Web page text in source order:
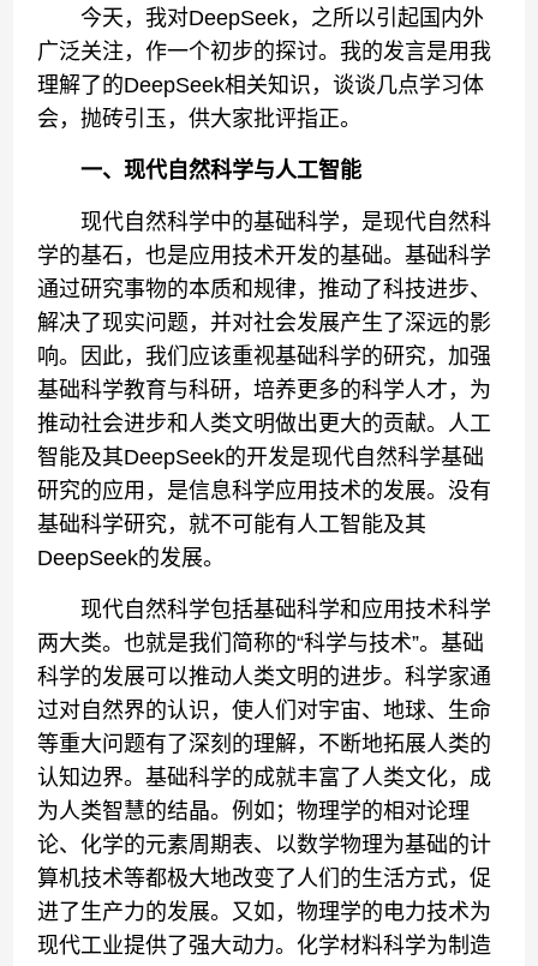
今天，我对DeepSeek，之所以引起国内外
广泛关注，作一个初步的探讨。我的发言是用我
理解了的DeepSeek相关知识，谈谈几点学习体
会，抛砖引玉，供大家批评指正。
一、现代自然科学与人工智能
现代自然科学中的基础科学，是现代自然科
学的基石，也是应用技术开发的基础。基础科学
通过研究事物的本质和规律，推动了科技进步、
解决了现实问题，并对社会发展产生了深远的影
响。因此，我们应该重视基础科学的研究，加强
基础科学教育与科研，培养更多的科学人才，为
推动社会进步和人类文明做出更大的贡献。人工
智能及其DeepSeek的开发是现代自然科学基础
研究的应用，是信息科学应用技术的发展。没有
基础科学研究，就不可能有人工智能及其
DeepSeek的发展。
现代自然科学包括基础科学和应用技术科学
两大类。也就是我们简称的“科学与技术”。基础
科学的发展可以推动人类文明的进步。科学家通
过对自然界的认识，使人们对宇宙、地球、生命
等重大问题有了深刻的理解，不断地拓展人类的
认知边界。基础科学的成就丰富了人类文化，成
为人类智慧的结晶。例如；物理学的相对论理
论、化学的元素周期表、以数学物理为基础的计
算机技术等都极大地改变了人们的生活方式，促
进了生产力的发展。又如，物理学的电力技术为
现代工业提供了强大动力。化学材料科学为制造